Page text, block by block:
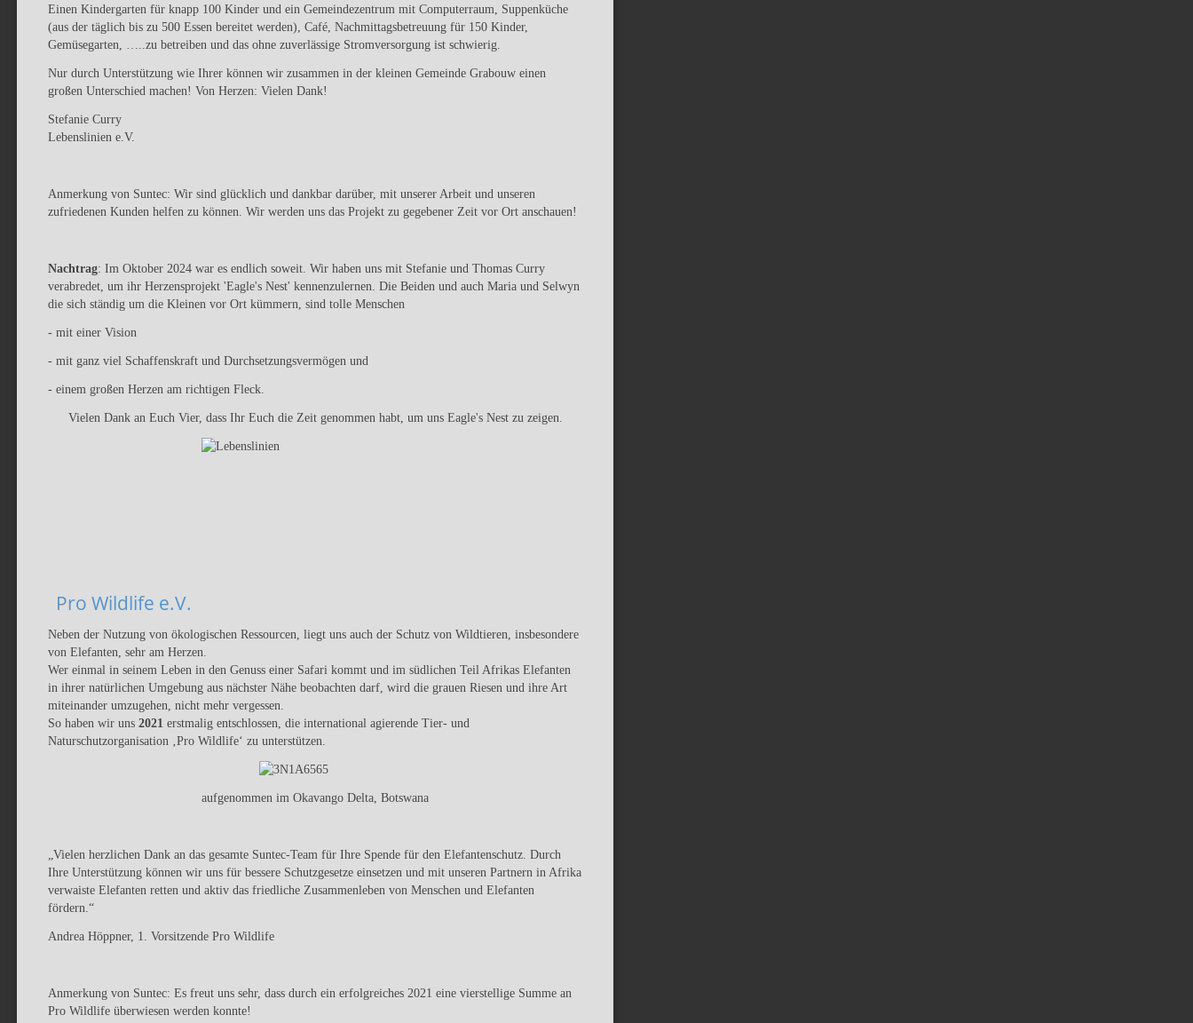
Einen Kindergarten für knapp 100 Kinder und ein Gemeindezentrum mit Computerraum, Suppenküche
(aus der täglich bis zu 500 Essen bereitet werden), Café, Nachmittagsbetreuung für 150 Kinder,
Gemüsegarten, …..zu betreiben und das ohne zuverlässige Stromversorgung ist schwierig.
Nur durch Unterstützung wie Ihrer können wir zusammen in der kleinen Gemeinde Grabouw einen
großen Unterschied machen! Von Herzen: Vielen Dank!
Stefanie Curry
Lebenslinien e.V.
Anmerkung von Suntec: Wir sind glücklich und dankbar darüber, mit unserer Arbeit und unseren
zufriedenen Kunden helfen zu können. Wir werden uns das Projekt zu gegebener Zeit vor Ort anschauen!
Nachtrag: Im Oktober 2024 war es endlich soweit. Wir haben uns mit Stefanie und Thomas Curry
verabredet, um ihr Herzensprojekt 'Eagle's Nest' kennenzulernen. Die Beiden und auch Maria und Selwyn
die sich ständig um die Kleinen vor Ort kümmern, sind tolle Menschen
- mit einer Vision
- mit ganz viel Schaffenskraft und Durchsetzungsvermögen und
- einem großen Herzen am richtigen Fleck.
Vielen Dank an Euch Vier, dass Ihr Euch die Zeit genommen habt, um uns Eagle's Nest zu zeigen.
Pro Wildlife e.V.
Neben der Nutzung von ökologischen Ressourcen, liegt uns auch der Schutz von Wildtieren, insbesondere
von Elefanten, sehr am Herzen.
Wer einmal in seinem Leben in den Genuss einer Safari kommt und im südlichen Teil Afrikas Elefanten
in ihrer natürlichen Umgebung aus nächster Nähe beobachten darf, wird die grauen Riesen und ihre Art
miteinander umzugehen, nicht mehr vergessen.
So haben wir uns 2021 erstmalig entschlossen, die international agierende Tier- und
Naturschutzorganisation ‚Pro Wildlife‘ zu unterstützen.
aufgenommen im Okavango Delta, Botswana
„Vielen herzlichen Dank an das gesamte Suntec-Team für Ihre Spende für den Elefantenschutz. Durch
Ihre Unterstützung können wir uns für bessere Schutzgesetze einsetzen und mit unseren Partnern in Afrika
verwaiste Elefanten retten und aktiv das friedliche Zusammenleben von Menschen und Elefanten
fördern.“
Andrea Höppner, 1. Vorsitzende Pro Wildlife
Anmerkung von Suntec: Es freut uns sehr, dass durch ein erfolgreiches 2021 eine vierstellige Summe an
Pro Wildlife überwiesen werden konnte!